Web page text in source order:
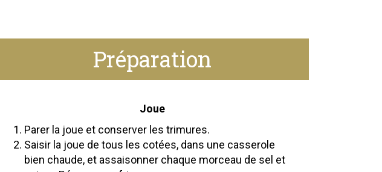
Préparation
Joue
Parer la joue et conserver les trimures.
Saisir la joue de tous les cotées, dans une casserole
bien chaude, et assaisonner chaque morceau de sel et